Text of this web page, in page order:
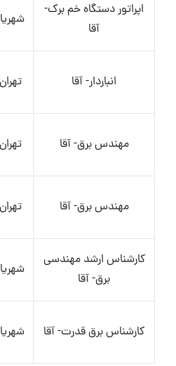
اپراتور دستگاه خم برک-
آقا
انباردار- آقا تهران
مهندس برق- آقا تهران
مهندس برق- آقا تهران
کارشناس ارشد مهندسی
برق- آقا
کارشناس برق قدرت- آقا